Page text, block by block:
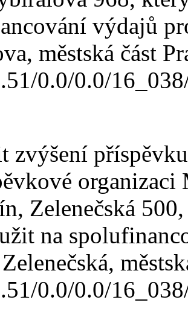
výdajů
městská část
0.0/0.0/
zvýšení
organizaci
Zelenečská
na
0.0/0.0/